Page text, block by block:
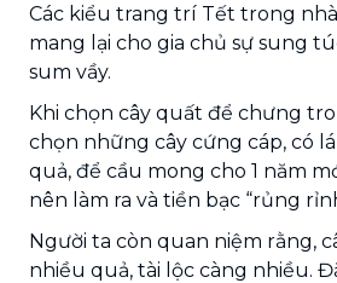
Các kiểu trang trí Tết trong
mang lại cho gia chủ sự sung
sum vầy.
Khi chọn cây quất để chưng
chọn những cây cứng cáp, có lá
quả, để cầu mong cho 1 năm
nên làm ra và tiền bạc “rủng
Người ta còn quan niệm rằng,
nhiều quả, tài lộc càng nhiều.